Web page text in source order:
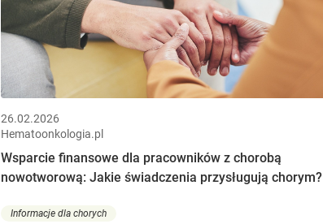
26.02.2026
Hematoonkologia.pl
Wsparcie finansowe dla pracowników z chorobą
nowotworową: Jakie świadczenia przysługują chorym?
Informacje dla chorych